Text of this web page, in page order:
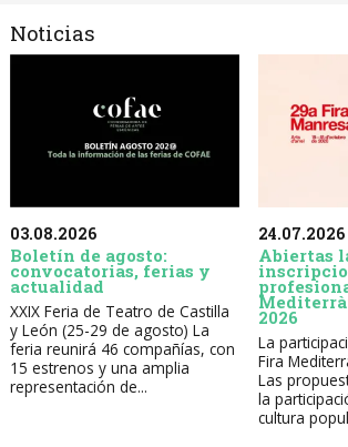
Noticias
03.08.2026
Boletín de agosto:
convocatorias, ferias y
actualidad
XXIX Feria de Teatro de Castilla
y León (25-29 de agosto) La
feria reunirá 46 compañías, con
15 estrenos y una amplia
representación de...
24.07.2026
Abiertas
2026
La
Fira
Las
la
cultura